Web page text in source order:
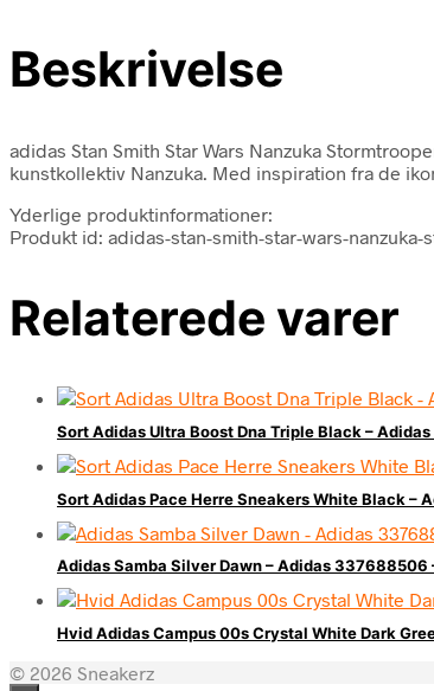
Beskrivelse
adidas Stan Smith Star Wars Nanzuka
kunstkollektiv Nanzuka. Med inspiration fra de
Yderlige produktinformationer:
Produkt id: adidas-stan-smith-star-wars-nanzuka-
Relaterede varer
Sort Adidas Ultra Boost Dna Triple Black –
Sort Adidas Pace Herre Sneakers White Black –
Adidas Samba Silver Dawn – Adidas
Hvid Adidas Campus 00s Crystal White Dark
© 2026 Sneakerz